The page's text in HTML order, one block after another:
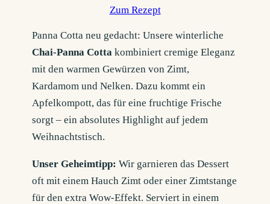
Zum Rezept
Panna Cotta neu gedacht: Unsere winterliche
Chai-Panna Cottakombiniert cremige Eleganz
mit den warmen Gewürzen von Zimt,
Kardamom und Nelken. Dazu kommt ein
Apfelkompott, das für eine fruchtige Frische
sorgt – ein absolutes Highlight auf jedem
Weihnachtstisch.
Unser Geheimtipp: Wir garnieren das Dessert
oft mit einem Hauch Zimt oder einer Zimtstange
für den extra Wow-Effekt. Serviert in einem